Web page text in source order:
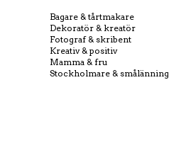
Bagare & tårtmakare
Dekoratör & kreatör
Fotograf & skribent
Kreativ & positiv
Mamma & fru
Stockholmare & smålänning